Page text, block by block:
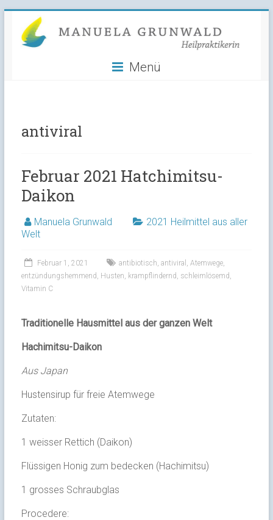
content
Manuela
Grunwald
Menü
antiviral
Februar 2021 Hatchimitsu-
Daikon
Manuela Grunwald
2021 Heilmittel aus aller
Welt
Februar 1, 2021 antibiotisch antiviral Atemwege,
entzündungshemmend
Husten krampflindernd schleimlösemd
Vitamin C
Traditionelle Hausmittel aus der ganzen Welt
Hachimitsu-Daikon
Aus Japan
Hustensirup für freie Atemwege
Zutaten:
1 weisser Rettich (Daikon)
Flüssigen Honig zum bedecken (Hachimitsu)
1 grosses Schraubglas
Procedere: